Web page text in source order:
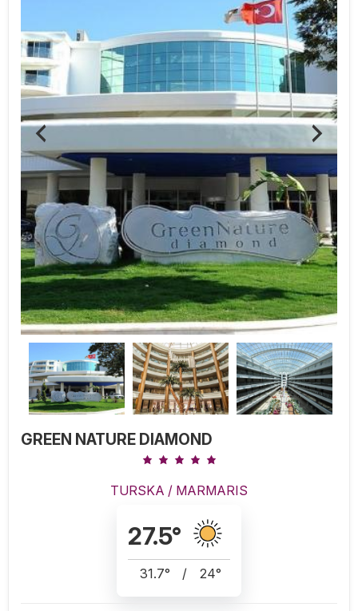
GREEN NATURE DIAMOND
TURSKA / MARMARIS
27.5°
31.7° / 24°